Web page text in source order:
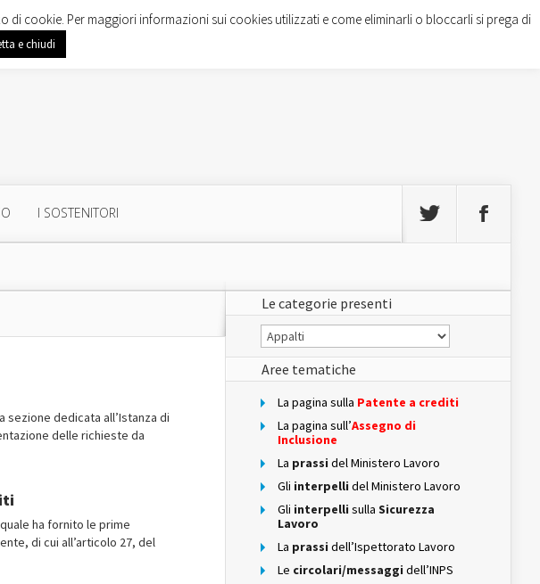
I SOSTENITORI
dedicata all’Istanza di
delle richieste da
ha fornito le prime
di cui all’articolo 27, del
Le categorie presenti
Le
categorie
presenti
Aree tematiche
La pagina sulla Patente a crediti
La pagina sull’Assegno di
Inclusione
La prassi del Ministero Lavoro
Gli interpelli del Ministero Lavoro
Gli interpelli sulla Sicurezza
Lavoro
La prassi dell’Ispettorato Lavoro
Le circolari/messaggi dell’INPS
cookie. Per maggiori informazioni sui cookies utilizzati e come eliminarli o bloccarli si prega di
e chiudi